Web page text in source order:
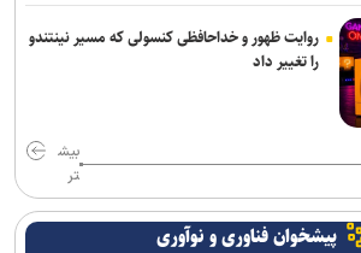
روایت ظهور و خداحافظی کنسولی که مسیر نینتندو
را تغییر داد
بیش
تر
پیشخوان فناوری و نوآوری